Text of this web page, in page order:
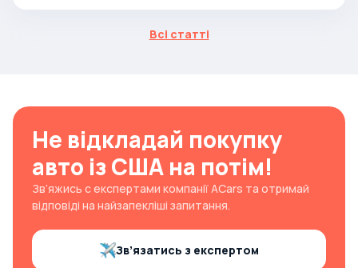
Всі статті
Не відкладай покупку
авто із США на потім!
Зв’яжись с експертами компанії ACars та отримай
відповіді на найзапекліші запитання.
Зв’язатись з експертом